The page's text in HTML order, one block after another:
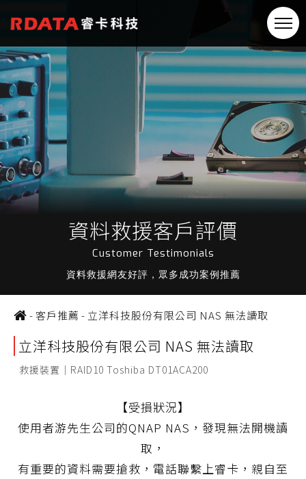
資料救援客戶評價
Customer Testimonials
資料救援網友好評，眾多成功案例推薦
-客戶推薦 - 立洋科技股份有限公司 NAS 無法讀取
立洋科技股份有限公司 NAS 無法讀取
救援裝置｜RAID10 Toshiba DT01ACA200
【受損狀況】
使用者游先生公司的QNAP NAS，發現無法開機讀
取，
有重要的資料需要搶救，電話聯繫上睿卡，親自至